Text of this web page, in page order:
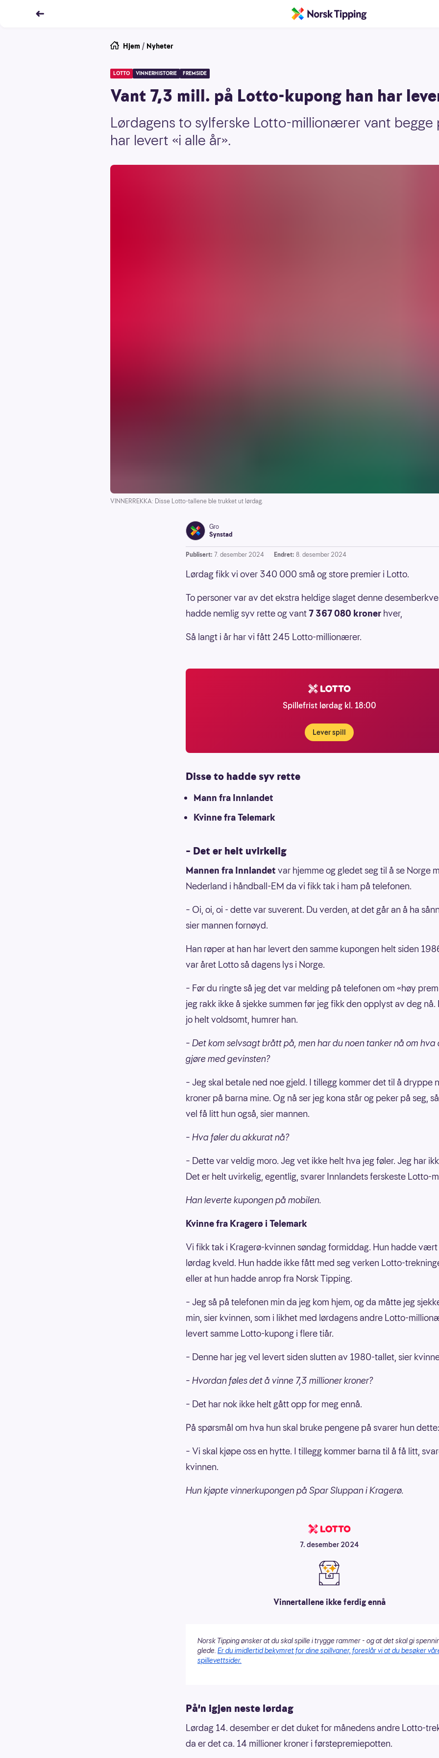
Hjem / Nyheter
LOTTO VINNERHISTORIE FREMSIDE
Vant 7,3 mill. på Lotto-kupong han har
Lørdagens to sylferske Lotto-millionærer vant begge
har levert «i alle år».
VINNERREKKA: Disse Lotto-tallene ble trukket ut lørdag.
Gro
Synstad
Publisert: 7. desember 2024 Endret: 8. desember 2024
Lørdag fikk vi over 340 000 små og store premier i Lotto.
To personer var av det ekstra heldige slaget denne
hadde nemlig syv rette og vant7 367 080 kroner hver,
Så langt i år har vi fått 245 Lotto-millionærer.
Spillefrist lørdag kl. 18:00
Lever spill
Disse to hadde syv rette
Mann fra Innlandet
Kvinne fra Telemark
– Det er helt uvirkelig
Mannen fra Innlandet var hjemme og gledet seg til å se Norge
Nederland i håndball-EM da vi fikk tak i ham på telefonen.
– Oi, oi, oi - dette var suverent. Du verden, at det går an å ha
sier mannen fornøyd.
Han røper at han har levert den samme kupongen helt siden
var året Lotto så dagens lys i Norge.
– Før du ringte så jeg det var melding på telefonen om «høy
jeg rakk ikke å sjekke summen før jeg fikk den opplyst av deg nå.
jo helt voldsomt, humrer han.
– Det kom selvsagt brått på, men har du noen tanker nå om hva
gjøre med gevinsten?
– Jeg skal betale ned noe gjeld. I tillegg kommer det til å dryppe
kroner på barna mine. Og nå ser jeg kona står og peker på seg,
vel få litt hun også, sier mannen.
– Hva føler du akkurat nå?
– Dette var veldig moro. Jeg vet ikke helt hva jeg føler. Jeg har
Det er helt uvirkelig, egentlig, svarer Innlandets ferskeste Lotto-
Han leverte kupongen på mobilen.
Kvinne fra Kragerø i Telemark
Vi fikk tak i Kragerø-kvinnen søndag formiddag. Hun hadde
lørdag kveld. Hun hadde ikke fått med seg verken Lotto-
eller at hun hadde anrop fra Norsk Tipping.
– Jeg så på telefonen min da jeg kom hjem, og da måtte jeg
min, sier kvinnen, som i likhet med lørdagens andre Lotto-
levert samme Lotto-kupong i flere tiår.
– Denne har jeg vel levert siden slutten av 1980-tallet, sier
– Hvordan føles det å vinne 7,3 millioner kroner?
– Det har nok ikke helt gått opp for meg ennå.
På spørsmål om hva hun skal bruke pengene på svarer hun dette:
– Vi skal kjøpe oss en hytte. I tillegg kommer barna til å få litt,
kvinnen.
Hun kjøpte vinnerkupongen på Spar Sluppan i Kragerø.
7. desember 2024
Vinnertallene ikke ferdig ennå
Norsk Tipping ønsker at du skal spille i trygge rammer - og at det skal gi
glede. Er du imidlertid bekymret for dine spillvaner, foreslår vi at du besøker
spillevettsider.
På'n igjen neste lørdag
Lørdag 14. desember er det duket for månedens andre Lotto-
da er det ca. 14 millioner kroner i førstepremiepotten.